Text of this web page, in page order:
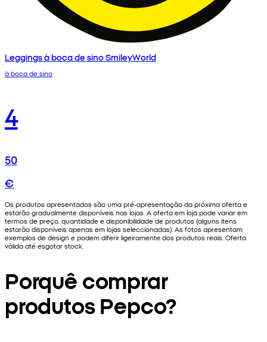
Leggings à boca de sino SmileyWorld
à boca de sino
4
50
€
Os produtos apresentados são uma pré-apresentação da próxima oferta e
estarão gradualmente disponíveis nas lojas. A oferta em loja pode variar em
termos de preço, quantidade e disponibilidade de produtos (alguns itens
estarão disponíveis apenas em lojas seleccionadas). As fotos apresentam
exemplos de design e podem diferir ligeiramente dos produtos reais. Oferta
válida até esgotar stock.
Porquê comprar
produtos Pepco?